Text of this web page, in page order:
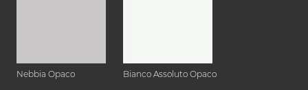
Nebbia Opaco Bianco Assoluto Opaco